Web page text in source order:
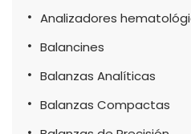
Analizadores
Balancines
Balanzas Analíticas
Balanzas Compactas